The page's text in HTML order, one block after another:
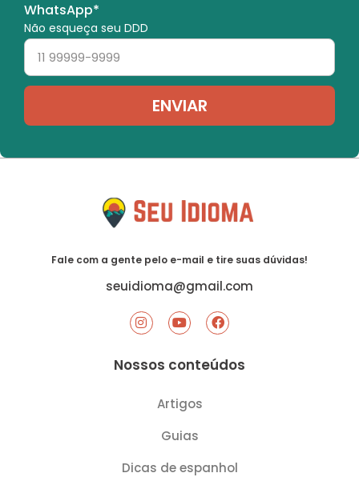
WhatsApp*
Não esqueça seu DDD
ENVIAR
Fale com a gente pelo e-mail e tire suas dúvidas!
seuidioma@gmail.com
I
n
a
Y
o
u
F
a
b
Nossos conteúdos
Artigos
Guias
Dicas de espanhol